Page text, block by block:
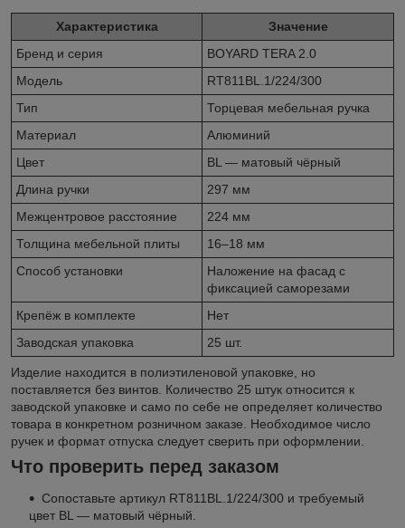
Характеристика
Значение
Бренд и серия
BOYARD TERA 2.0
Модель
RT811BL.1/224/300
Тип
Торцевая мебельная ручка
Материал
Алюминий
Цвет
BL — матовый чёрный
Длина ручки
297 мм
Межцентровое расстояние
224 мм
Толщина мебельной плиты
16–18 мм
Способ установки
Наложение на фасад с
фиксацией саморезами
Крепёж в комплекте
Нет
Заводская упаковка
25 шт.
Изделие находится в полиэтиленовой упаковке, но
поставляется без винтов. Количество 25 штук относится к
заводской упаковке и само по себе не определяет количество
товара в конкретном розничном заказе. Необходимое число
ручек и формат отпуска следует сверить при оформлении.
Что проверить перед заказом
Сопоставьте артикул RT811BL.1/224/300 и требуемый
цвет BL — матовый чёрный.